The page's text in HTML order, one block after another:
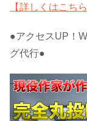
【詳しくはこちら
●アクセスUP！
グ代行●